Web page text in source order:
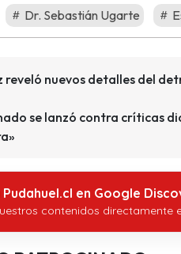
Dr. Sebastián Ugarte
reveló nuevos detalles del
se lanzó contra críticas
Pudahuel.cl en Google
contenidos directamente